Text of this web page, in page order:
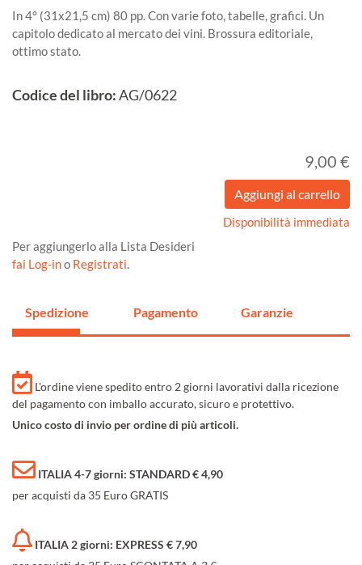
In 4° (31x21,5 cm) 80 pp. Con varie foto, tabelle, grafici. Un
capitolo dedicato al mercato dei vini. Brossura editoriale,
ottimo stato.
Codice del libro:AG/0622
9,00 €
Disponibilità immediata
Per aggiungerlo alla Lista Desideri
fai Log-ino Registrati.
Spedizione Pagamento Garanzie
L'ordine viene spedito entro 2 giorni lavorativi dalla ricezione
del pagamento con imballo accurato, sicuro e protettivo.
Unico costo di invio per ordine di più articoli.
ITALIA 4-7 giorni: STANDARD € 4,90
per acquisti da 35 Euro GRATIS
ITALIA 2 giorni: EXPRESS € 7,90